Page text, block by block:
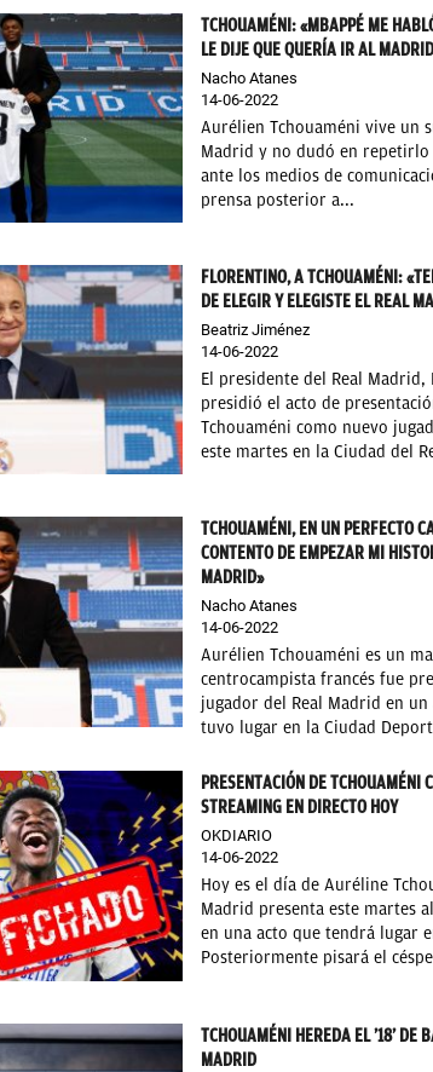
TCHOUAMÉNI: «MBAPPÉ ME
LE DIJE QUE QUERÍA IR AL
Nacho Atanes
14-06-2022
Aurélien Tchouaméni vive un
Madrid y no dudó en repetirlo
ante los medios de
prensa posterior a...
FLORENTINO, A TCHOUAMÉNI:
DE ELEGIR Y ELEGISTE EL REAL
Beatriz Jiménez
14-06-2022
El presidente del Real Madrid,
presidió el acto de
Tchouaméni como nuevo
este martes en la Ciudad del
TCHOUAMÉNI, EN UN PERFECTO
CONTENTO DE EMPEZAR MI
MADRID»
Nacho Atanes
14-06-2022
Aurélien Tchouaméni es un
centrocampista francés fue
jugador del Real Madrid en
tuvo lugar en la Ciudad
PRESENTACIÓN DE TCHOUAMÉNI
STREAMING EN DIRECTO HOY
OKDIARIO
14-06-2022
Hoy es el día de Auréline
Madrid presenta este martes
en una acto que tendrá lugar
Posteriormente pisará el
TCHOUAMÉNI HEREDA EL ’18’ DE
MADRID